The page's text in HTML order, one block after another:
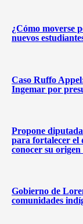
¿Cómo moverse
nuevos
Caso Ruffo
Ingemar por
Propone
para fortalecer el
conocer su
Gobierno de
comunidades